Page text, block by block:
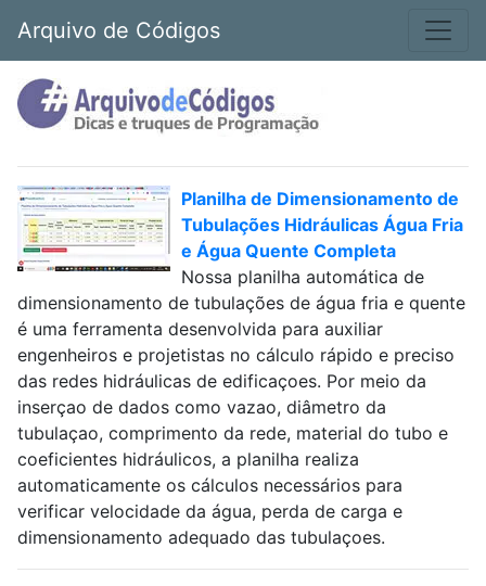
Arquivo de Códigos
Planilha de Dimensionamento de
Tubulações Hidráulicas Água Fria
e Água Quente Completa
Nossa planilha automática de
dimensionamento de tubulações de água fria e quente
é uma ferramenta desenvolvida para auxiliar
engenheiros e projetistas no cálculo rápido e preciso
das redes hidráulicas de edificaçoes. Por meio da
inserçao de dados como vazao, diâmetro da
tubulaçao, comprimento da rede, material do tubo e
coeficientes hidráulicos, a planilha realiza
automaticamente os cálculos necessários para
verificar velocidade da água, perda de carga e
dimensionamento adequado das tubulaçoes.